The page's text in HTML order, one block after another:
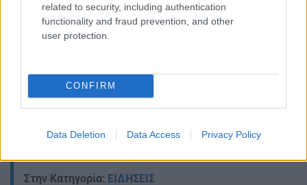
related to security, including authentication
functionality and fraud prevention, and other
user protection.
CONFIRM
Data Deletion Data Access Privacy Policy
TελευταίεςΕιδήσειςγια την Παιδεία και την εργασία
Στην Κατηγορία: ΕΙΔΗΣΕΙΣ